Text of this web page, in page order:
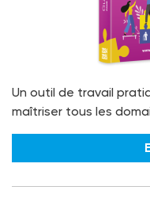
Un outil de travail
maîtriser tous les